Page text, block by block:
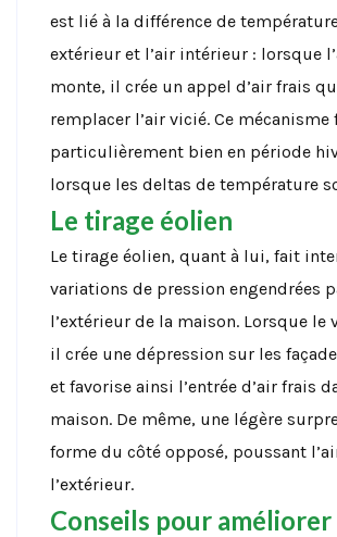
est lié à la différence de
extérieur et l’air intérieur : lorsque
monte, il crée un appel d’air frais
remplacer l’air vicié. Ce
particulièrement bien en période
lorsque les deltas de température
Le tirage éolien
Le tirage éolien, quant à lui, fait
variations de pression engendrées
l’extérieur de la maison. Lorsque le
il crée une dépression sur les
et favorise ainsi l’entrée d’air frais
maison. De même, une légère
forme du côté opposé, poussant
l’extérieur.
Conseils pour améliorer